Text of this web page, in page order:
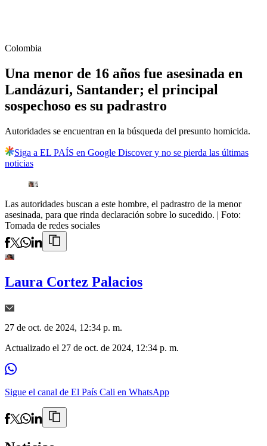
Colombia
Una menor de 16 años fue asesinada en
Landázuri, Santander; el principal
sospechoso es su padrastro
Autoridades se encuentran en la búsqueda del presunto homicida.
Siga a EL PAÍS en Google Discover y no se pierda las últimas
noticias
Las autoridades buscan a este hombre, el padrastro de la menor
asesinada, para que rinda declaración sobre lo sucedido. | Foto:
Tomada de redes sociales
Laura Cortez Palacios
27 de oct. de 2024, 12:34 p. m.
Actualizado el 27 de oct. de 2024, 12:34 p. m.
Sigue el canal de El País Cali en WhatsApp